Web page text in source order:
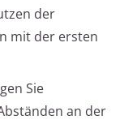
der
mit der ersten
Sie
an der